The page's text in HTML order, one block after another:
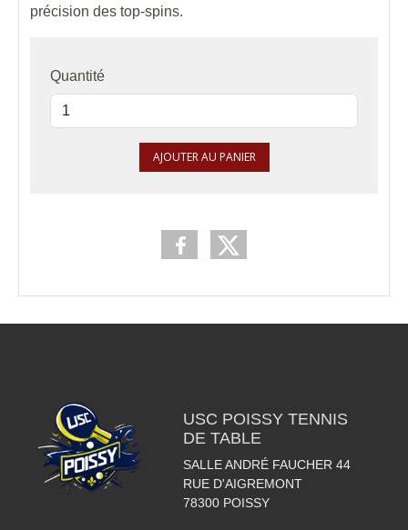
précision des top-spins.
Quantité
AJOUTER AU PANIER
USC POISSY TENNIS
DE TABLE
SALLE ANDRÉ FAUCHER 44
RUE D'AIGREMONT
78300 POISSY